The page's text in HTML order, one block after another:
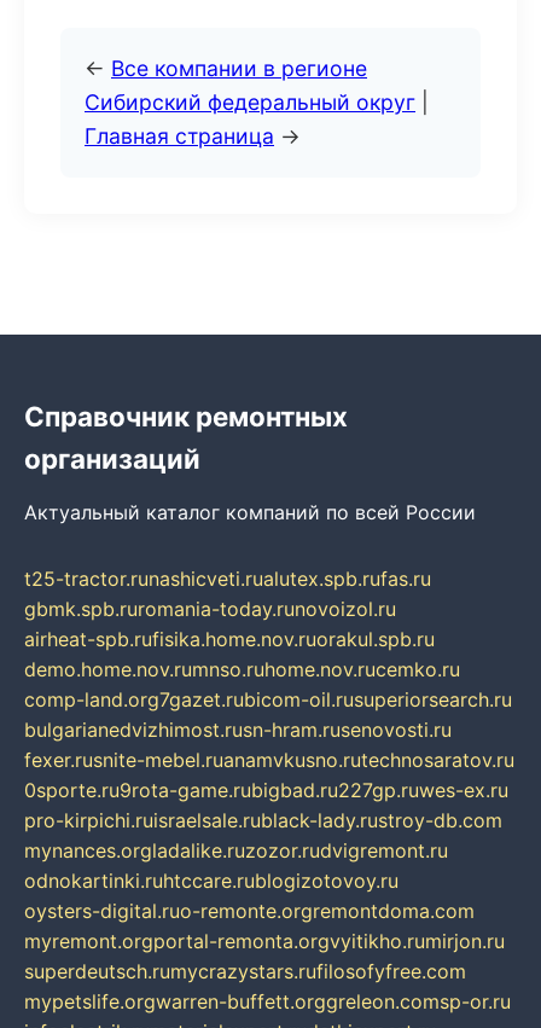
← Все компании в регионе
Сибирский федеральный округ
Главная страница →
Справочник ремонтных
организаций
Актуальный каталог компаний по всей России
t25-tractor.runashicveti.rualutex.spb.rufas.ru
gbmk.spb.ruromania-today.runovoizol.ru
airheat-spb.rufisika.home.nov.ruorakul.spb.ru
demo.home.nov.rumnso.ruhome.nov.rucemko.ru
comp-land.org7gazet.rubicom-oil.rusuperiorsearch.ru
bulgarianedvizhimost.rusn-hram.rusenovosti.ru
fexer.rusnite-mebel.ruanamvkusno.rutechnosaratov.ru
0sporte.ru9rota-game.rubigbad.ru227gp.ruwes-ex.ru
pro-kirpichi.ruisraelsale.rublack-lady.rustroy-db.com
mynances.orgladalike.ruzozor.rudvigremont.ru
odnokartinki.ruhtccare.rublogizotovoy.ru
oysters-digital.ruo-remonte.orgremontdoma.com
myremont.orgportal-remonta.orgvyitikho.rumirjon.ru
superdeutsch.rumycrazystars.rufilosofyfree.com
mypetslife.orgwarren-buffett.orggreleon.comsp-or.ru